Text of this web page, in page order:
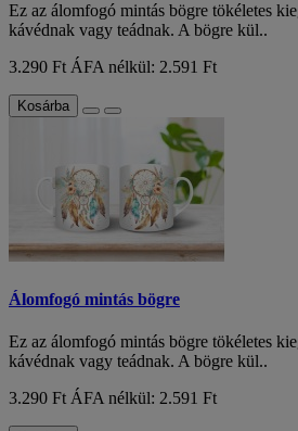
Ez az álomfogó mintás bögre tökéletes
kávédnak vagy teádnak. A bögre kül..
3.290 Ft ÁFA nélkül: 2.591 Ft
Kosárba
Álomfogó mintás bögre
Ez az álomfogó mintás bögre tökéletes
kávédnak vagy teádnak. A bögre kül..
3.290 Ft ÁFA nélkül: 2.591 Ft